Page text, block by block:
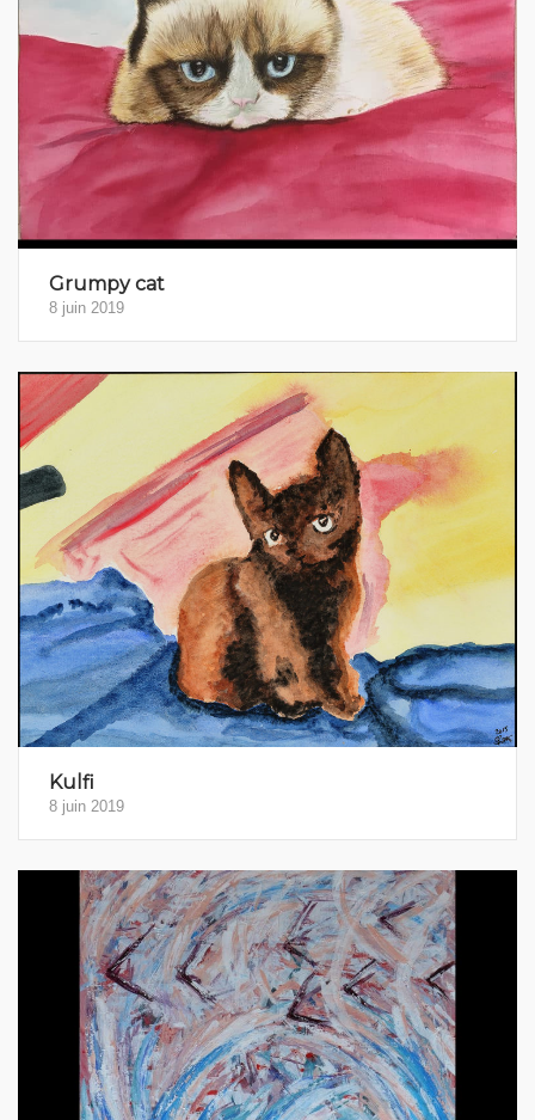
Grumpy cat
8 juin 2019
Kulfi
8 juin 2019